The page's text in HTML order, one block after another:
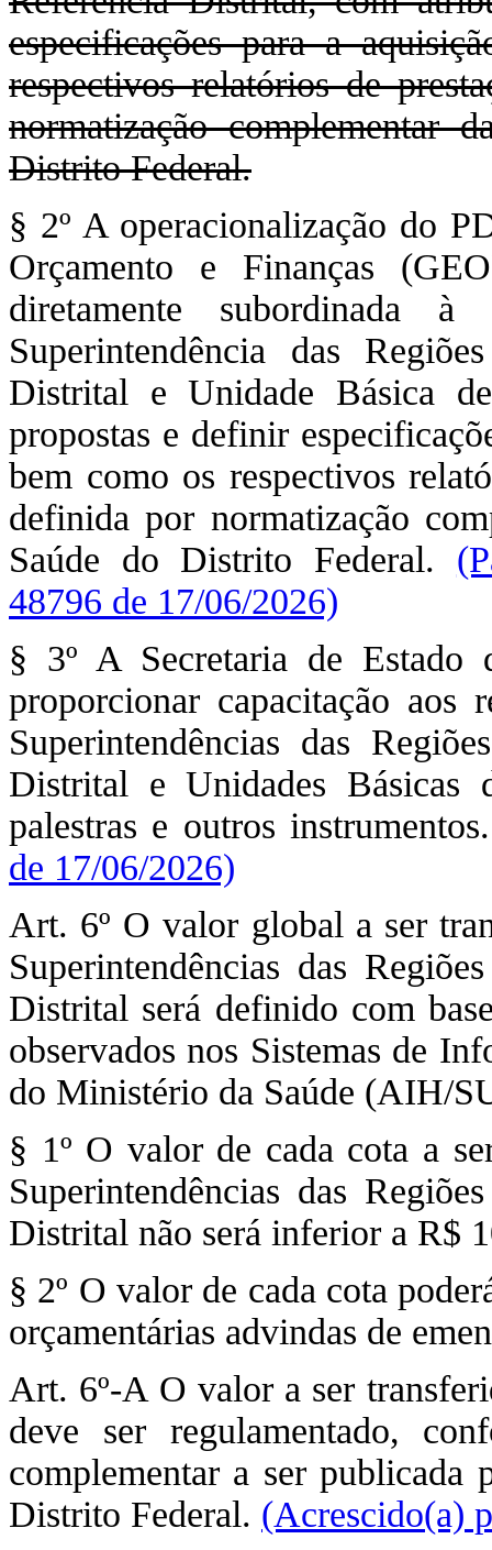
especificações para a
respectivos relatórios de
normatização complementar
Distrito Federal.
§ 2º A operacionalização do
Orçamento e Finanças
diretamente subordinada
Superintendência das
Distrital e Unidade Básica
propostas e definir
bem como os respectivos
definida por normatização
Saúde do Distrito Federal.
48796 de 17/06/2026)
§ 3º A Secretaria de Estado
proporcionar capacitação aos
Superintendências das
Distrital e Unidades Básicas
palestras e outros
de 17/06/2026)
Art. 6º O valor global a ser
Superintendências das
Distrital será definido com
observados nos Sistemas de
do Ministério da Saúde (AIH/
§ 1º O valor de cada cota a
Superintendências das
Distrital não será inferior a R$
§ 2º O valor de cada cota
orçamentárias advindas de
Art. 6º-A O valor a ser
deve ser regulamentado,
complementar a ser publicada
Distrito Federal. (Acrescido(a)